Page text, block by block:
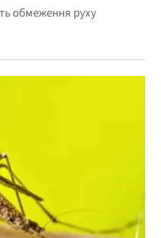
обмеження руху